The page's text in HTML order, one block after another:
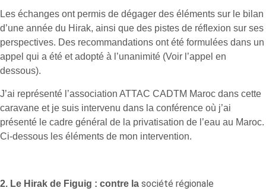
Les échanges ont permis de dégager des éléments sur le bilan
d’une année du Hirak, ainsi que des pistes de réflexion sur ses
perspectives. Des recommandations ont été formulées dans un
appel qui a été et adopté à l’unanimité (Voir l’appel en
dessous).
J’ai représenté l’association ATTAC CADTM Maroc dans cette
caravane et je suis intervenu dans la conférence où j’ai
présenté le cadre général de la privatisation de l’eau au Maroc.
Ci-dessous les éléments de mon intervention.
2. Le Hirak de Figuig : contre la société régionale